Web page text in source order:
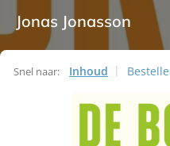
betalen
Gratis
retourneren
Jonas Jonasson
Snel naar: Inhoud